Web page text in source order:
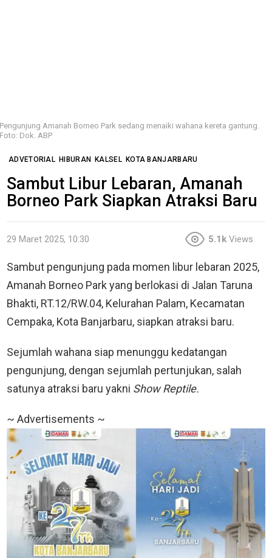
Pengunjung Amanah Borneo Park sedang menaiki wahana kereta gantung.
Foto: Dok. ABP
ADVETORIAL HIBURAN KALSEL KOTA BANJARBARU
Sambut Libur Lebaran, Amanah
Borneo Park Siapkan Atraksi Baru
29 Maret 2025, 10:30 5.1k Views
Sambut pengunjung pada momen libur lebaran 2025,
Amanah Borneo Park yang berlokasi di Jalan Taruna
Bhakti, RT.12/RW.04, Kelurahan Palam, Kecamatan
Cempaka, Kota Banjarbaru, siapkan atraksi baru.
Sejumlah wahana siap menunggu kedatangan
pengunjung, dengan sejumlah pertunjukan, salah
satunya atraksi baru yakni Show Reptile.
~ Advertisements ~